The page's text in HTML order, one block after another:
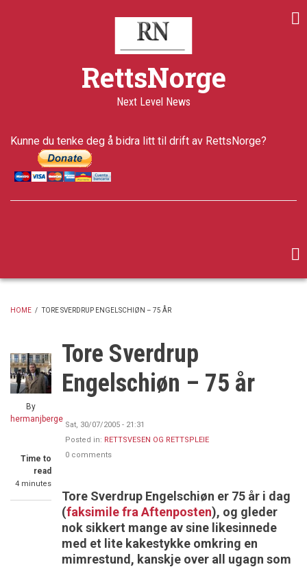
RettsNorge
Next Level News
Kunne du tenke deg å bidra litt til drift av RettsNorge?
HOME / TORE SVERDRUP ENGELSCHIØN – 75 ÅR
By
hermanjberge
Time to
read
4 minutes
Last
updated
5 years ago
Tore Sverdrup
Engelschiøn – 75 år
Sat, 30/07/2005 - 21:31
Posted in: RETTSVESEN OG RETTSPLEIE
0 comments
Tore Sverdrup Engelschiøn er 75 år i dag
(faksimile fra Aftenposten), og gleder
nok sikkert mange av sine likesinnede
med et lite kakestykke omkring en
mimrestund, kanskje over all ugagn som